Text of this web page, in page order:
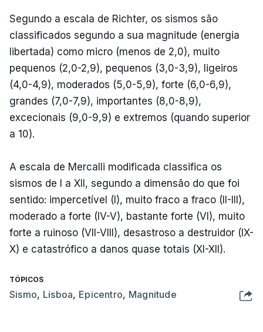
Segundo a escala de Richter, os sismos são
classificados segundo a sua magnitude (energia
libertada) como micro (menos de 2,0), muito
pequenos (2,0-2,9), pequenos (3,0-3,9), ligeiros
(4,0-4,9), moderados (5,0-5,9), forte (6,0-6,9),
grandes (7,0-7,9), importantes (8,0-8,9),
excecionais (9,0-9,9) e extremos (quando superior
a 10).
A escala de Mercalli modificada classifica os
sismos de I a XII, segundo a dimensão do que foi
sentido: impercetível (I), muito fraco a fraco (II-III),
moderado a forte (IV-V), bastante forte (VI), muito
forte a ruinoso (VII-VIII), desastroso a destruidor (IX-
X) e catastrófico a danos quase totais (XI-XII).
TÓPICOS
Sismo, Lisboa, Epicentro, Magnitude